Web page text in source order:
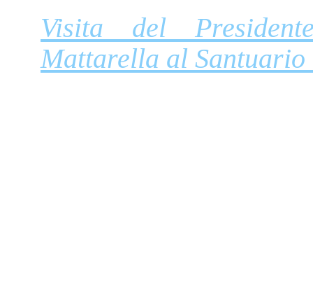
Visita del
Mattarella al Santuario